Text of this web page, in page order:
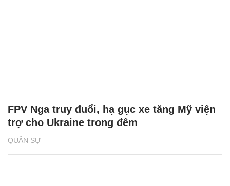
QUÂN SỰ
FPV Nga truy đuổi, hạ gục xe tăng Mỹ viện
trợ cho Ukraine trong đêm